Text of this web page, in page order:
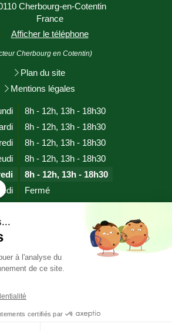
Cherbourg-en-Cotentin
France
Afficher le téléphone
Cherbourg en Cotentin)
Plan du site
Mentions légales
8h - 12h, 13h - 18h30
8h - 12h, 13h - 18h30
8h - 12h, 13h - 18h30
8h - 12h, 13h - 18h30
8h - 12h, 13h - 18h30
Fermé
rendez-vous
EFT RITMO (proche EMDR)
à l'analyse du
de ce site.
certifiés par